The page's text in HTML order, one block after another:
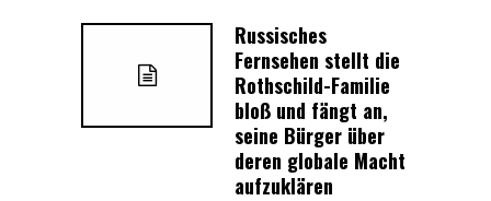
Russisches
Fernsehen stellt die
Rothschild-Familie
bloß und fängt an,
seine Bürger über
deren globale Macht
aufzuklären